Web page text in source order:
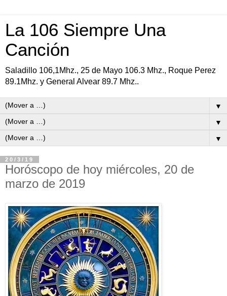
La 106 Siempre Una
Canción
Saladillo 106,1Mhz., 25 de Mayo 106.3 Mhz., Roque Perez
89.1Mhz. y General Alvear 89.7 Mhz..
▼
▼
▼
20/3/19
Horóscopo de hoy miércoles, 20 de
marzo de 2019